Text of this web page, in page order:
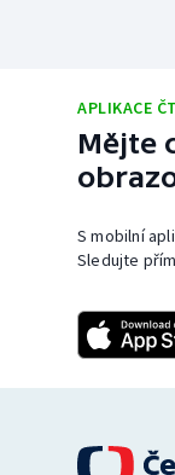
APLIKACE
Mějte
S mobilní
Sledujte